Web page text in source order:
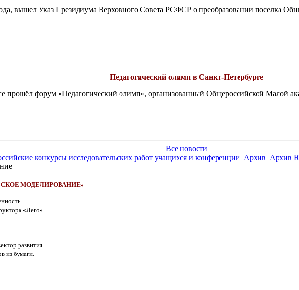
вышел Указ Президиума Верховного Совета РСФСР о преобразовании поселка
Педагогический олимп в Санкт-Петербурге
прошёл форум «Педагогический олимп», организованный Общероссийской Малой
Все новости
конкурсы исследовательских работ учащихся и конференции Архив Архив
МОДЕЛИРОВАНИЕ»
«Лего».
развития.
из бумаги.